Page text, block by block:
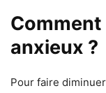
anxieux ?
Pour faire